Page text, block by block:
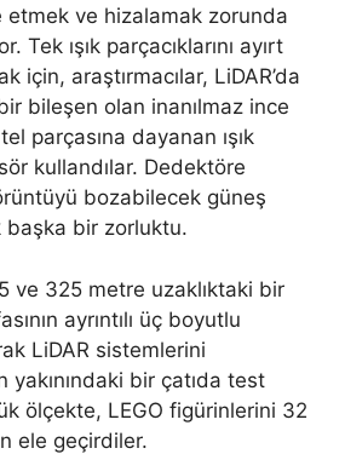
ve hizalamak zorunda
Tek ışık parçacıklarını ayırt
için, araştırmacılar, LiDAR’da
bileşen olan inanılmaz ince
parçasına dayanan ışık
kullandılar. Dedektöre
bozabilecek güneş
başka bir zorluktu.
ve 325 metre uzaklıktaki bir
ayrıntılı üç boyutlu
LiDAR sistemlerini
yakınındaki bir çatıda test
ölçekte, LEGO figürinlerini 32
ele geçirdiler.